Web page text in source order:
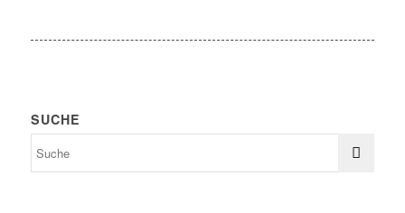
SUCHE